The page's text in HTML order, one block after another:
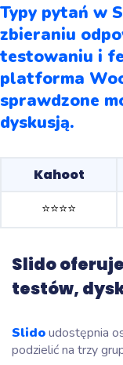
Typy pytań w
zbieraniu
testowaniu i
platforma
sprawdzone
dyskusją.
Kahoot
⭐️⭐️⭐️⭐️
Slido
testów,
Slidoudostępnia
podzielić na trzy